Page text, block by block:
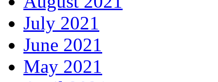
July 2021
June 2021
May 2021